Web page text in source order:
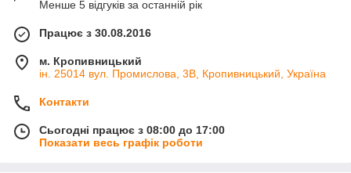
Менше 5 відгуків за останній рік
Працює з 30.08.2016
м. Кропивницький
ін. 25014 вул. Промислова, 3В, Кропивницький, Україна
Контакти
Сьогодні працює з 08:00 до 17:00
Показати весь графік роботи